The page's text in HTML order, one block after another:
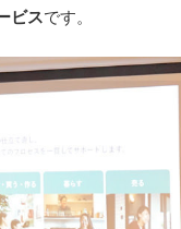
ビスです。